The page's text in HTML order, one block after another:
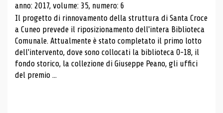
anno: 2017, volume: 35, numero: 6
Il progetto di rinnovamento della struttura di Santa Croce
a Cuneo prevede il riposizionamento dell'intera Biblioteca
Comunale. Attualmente è stato completato il primo lotto
dell'intervento, dove sono collocati la biblioteca 0-18, il
fondo storico, la collezione di Giuseppe Peano, gli uffici
del premio ...